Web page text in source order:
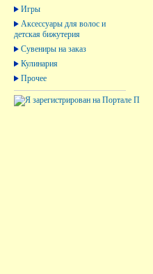
Игры
Аксессуары для волос и
детская бижутерия
Сувениры на заказ
Кулинария
Прочее